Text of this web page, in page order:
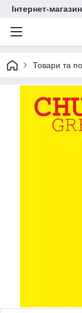
Інтернет-
Товари та